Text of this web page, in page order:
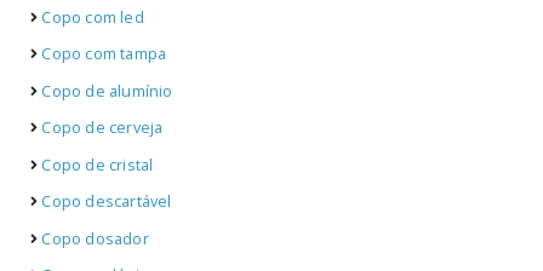
Copo com led
Copo com tampa
Copo de alumínio
Copo de cerveja
Copo de cristal
Copo descartável
Copo dosador